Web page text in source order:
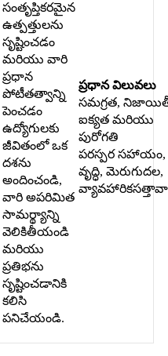
సంతృప్తికరమైన
ఉత్పత్తులను
సృష్టించడం
మరియు వారి
ప్రధాన
పోటీతత్వాన్ని
పెంచడం
ఉద్యోగులకు
జీవితంలో ఒక
దశను
అందించండి,
వారి అపరిమిత
సామర్థ్యాన్ని
వెలికితీయండి
మరియు
ప్రతిభను
సృష్టించడానికి
కలిసి
పనిచేయండి.
ప్రధాన విలువలు
సమగ్రత,
ఐక్యత మరియు
పురోగతి
పరస్పర సహాయం,
వృద్ధి, మెరుగుదల,